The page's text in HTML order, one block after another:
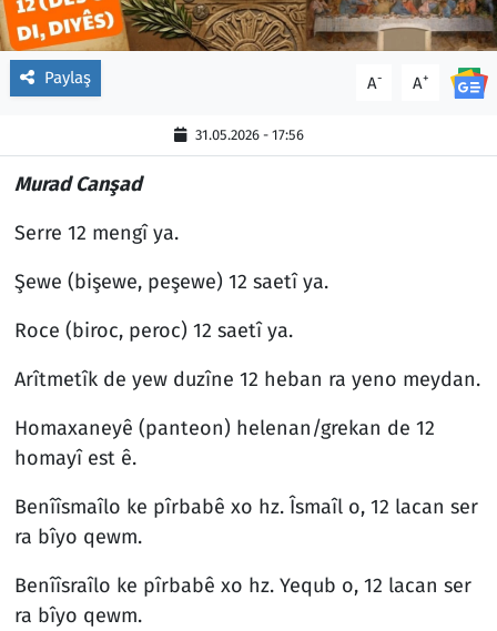
Paylaş A- A+
31.05.2026 - 17:56
Murad Canşad
Serre 12 mengî ya.
Şewe (bişewe, peşewe) 12 saetî ya.
Roce (biroc, peroc) 12 saetî ya.
Arîtmetîk de yew duzîne 12 heban ra yeno meydan.
Homaxaneyê (panteon) helenan/grekan de 12
homayî est ê.
Benîîsmaîlo ke pîrbabê xo hz. Îsmaîl o, 12 lacan ser
ra bîyo qewm.
Benîîsraîlo ke pîrbabê xo hz. Yequb o, 12 lacan ser
ra bîyo qewm.